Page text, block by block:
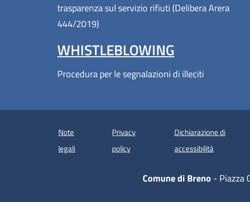
trasparenza sul servizio rifiuti (Delibera Arera
444/2019)
WHISTLEBLOWING
Procedura per le segnalazioni di illeciti
Note
legali
Privacy
policy
Dichiarazione di
accessibilità (apre in
Comune di Breno - Piazza